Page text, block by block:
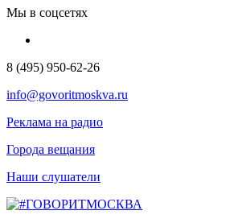
Мы в соцсетях
8 (495) 950-62-26
info@govoritmoskva.ru
Реклама на радио
Города вещания
Наши слушатели